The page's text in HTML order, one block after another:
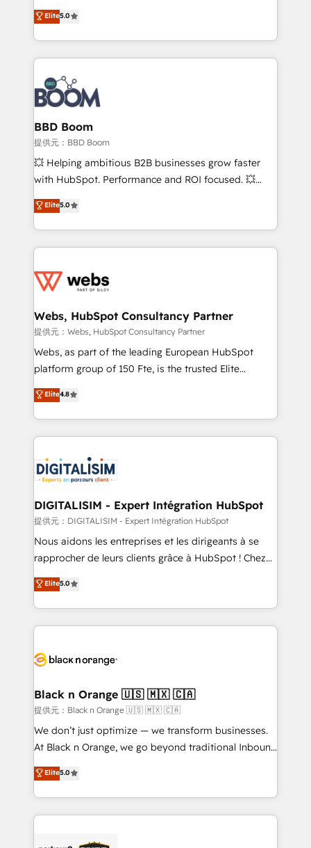
stratégies d'acquisition marketing (SEO, SEA,
inbound, automatisation marketing, ABM, IA,
emailing) Informations clés : - 10 ans d'expérience -
100+ intégrations CRM HubSpot réussies - 40
experts conseil - 150 certifications HubSpot
cumulées
Vonazon turns marketing complexity into
measurable, scalable growth. From onboarding to
enterprise-grade campaigns, our in-house team
builds scalable strategies that drive long-term
revenue. ⚙️ HubSpot Integration & Optimization •
Seamless CRM, CMS, and automation setup •
Complex platform migrations and data cleanups •
Custom APIs and third-party integrations 📈 End-to-
End Revenue Acceleration • Lifecycle marketing and
pipeline growth programs • Sales enablement tools
and CRM optimization • Retention strategies with
Execution • 750+ onboardings and 2,000+
implementations • Deep expertise across marketing,
Elite5.0
BBD Boom
提供元：BBD Boom
💥 Helping ambitious B2B businesses grow faster
with HubSpot. Performance and ROI focused. 💥
BBD Boom is the HubSpot partner that can help you
to HubSpot Better. We work with your teams to
solve all your HubSpot challenges and improve user
adoption, sales process and marketing results.
the first time 🔧 Designing and optimising your
and build using HubSpot 🔌 Integrating HubSpot
with other systems 🎓 Training your teams to be
HubSpot pros 📊 Lead generation services using
HubSpot Why us? - SIX HubSpot Accreditations -
CRM, Solutions Architecture, Onboarding , Data
Migration, Custom Integration & Platform
team of 25+ experts Contact us today to help you
get more from your investment in HubSpot.
Elite5.0
Webs, HubSpot Consultancy Partner
提供元：Webs, HubSpot Consultancy Partner
Webs, as part of the leading European HubSpot
platform group of 150 Fte, is the trusted Elite
HubSpot CRM Partner offering you a roadmap on
maximizing EBITDA and achieving Commercial
Excellence. With our targeted processes, we
strengthen your digital transformation and minimize
Implementation partner, we provide expertise to
drive your business forward. Since 2015 we are fully
dedicated to HubSpot and with an experienced
team (50+), we work with reputable companies in
B2B sectors such as manufacturing, SaaS and
business services. We prepare a customized
impact of your digital transformation, including a
detailed financial rationale with a focus on ROI and
embark on a transformational journey that sets your
business up for long-term success. Unlock your
business. If not now, when?
Elite4.8
DIGITALISIM - Expert Intégration HubSpot
提供元：DIGITALISIM - Expert Intégration HubSpot
Nous aidons les entreprises et les dirigeants à se
rapprocher de leurs clients grâce à HubSpot ! Chez
DIGITALISIM, nous avons l'intime conviction que la
réussite des entreprises passe par l’innovation web,
le marketing digital, et la relation client ! C'est
pourquoi, nos experts sont à la fois capables de
référencement, votre stratégie digitale et le pilotage
projet HubSpot avec DIGITALISIM : 🧽 Nettoyage,
migration et intégration des bases de données. 🚀
Développement des interfaces avec vos logiciels
métiers ⚙️ Configuration de la plateforme HubSpot
Book Process & Guidelines utilisateurs 🎓
Formations des utilisateurs
Elite5.0
Black n Orange 🇺🇸 🇲🇽 🇨🇦
提供元：Black n Orange 🇺🇸 🇲🇽 🇨🇦
We don’t just optimize — we transform businesses.
At Black n Orange, we go beyond traditional Inbound
Marketing with our exclusive methodologies:
BOOMS and BOOST. Together, they form a powerful
combination that has driven success for over 800
businesses worldwide. As Elite HubSpot Partners, we
Elite5.0